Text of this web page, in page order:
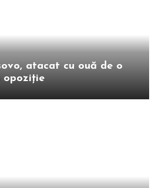
atacat cu ouă de o
opoziție